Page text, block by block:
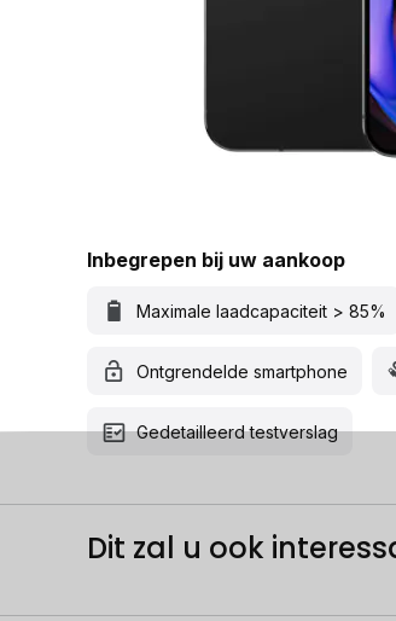
Inbegrepen bij uw aankoop
Maximale laadcapaciteit > 85%
Ontgrendelde smartphone
Gedetailleerd testverslag
Dit zal u ook